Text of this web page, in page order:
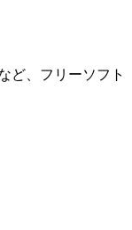
ど、 フリーソフト